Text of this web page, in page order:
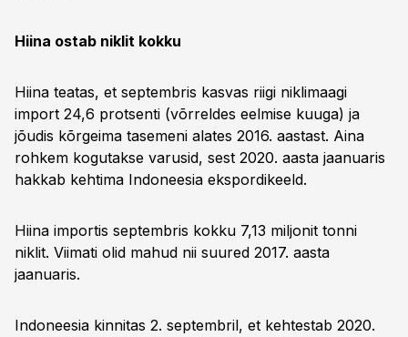
Hiina ostab niklit kokku
Hiina teatas, et septembris kasvas riigi niklimaagi
import 24,6 protsenti (võrreldes eelmise kuuga) ja
jõudis kõrgeima tasemeni alates 2016. aastast. Aina
rohkem kogutakse varusid, sest 2020. aasta jaanuaris
hakkab kehtima Indoneesia ekspordikeeld.
Hiina importis septembris kokku 7,13 miljonit tonni
niklit. Viimati olid mahud nii suured 2017. aasta
jaanuaris.
Indoneesia kinnitas 2. septembril, et kehtestab 2020.